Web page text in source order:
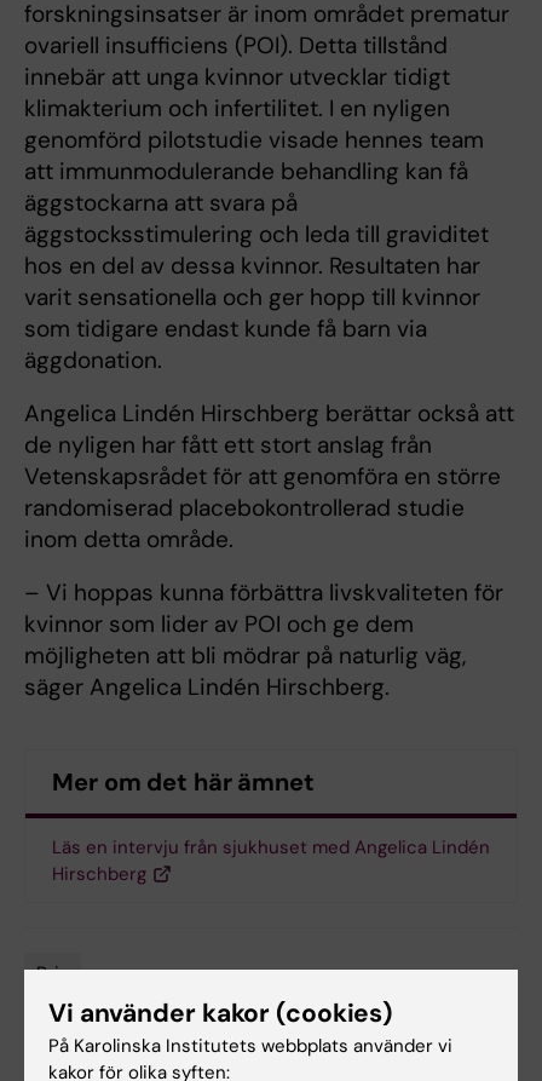
forskningsinsatser är inom området prematur
ovariell insufficiens (POI). Detta tillstånd
innebär att unga kvinnor utvecklar tidigt
klimakterium och infertilitet. I en nyligen
genomförd pilotstudie visade hennes team
att immunmodulerande behandling kan få
äggstockarna att svara på
äggstocksstimulering och leda till graviditet
hos en del av dessa kvinnor. Resultaten har
varit sensationella och ger hopp till kvinnor
som tidigare endast kunde få barn via
äggdonation.
Angelica Lindén Hirschberg berättar också att
de nyligen har fått ett stort anslag från
Vetenskapsrådet för att genomföra en större
randomiserad placebokontrollerad studie
inom detta område.
– Vi hoppas kunna förbättra livskvaliteten för
kvinnor som lider av POI och ge dem
möjligheten att bli mödrar på naturlig väg,
säger Angelica Lindén Hirschberg.
Mer om det här ämnet
Läs en intervju från sjukhuset med Angelica Lindén
Hirschberg
Tags
Pris
Uppdaterad av:
Vi använder kakor (cookies)
På Karolinska Institutets webbplats använder vi
kakor för olika syften: